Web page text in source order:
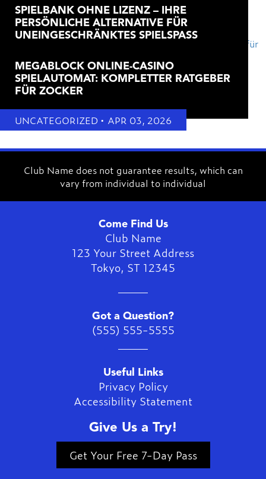
UNCATEGORIZED•MAR 26, 2026
SPIELBANK OHNE LIZENZ – IHRE
PERSÖNLICHE ALTERNATIVE FÜR
UNEINGESCHRÄNKTES SPIELSPASS
UNCATEGORIZED•MAY 21, 2026
MEGABLOCK ONLINE-CASINO
SPIELAUTOMAT: KOMPLETTER RATGEBER
FÜR ZOCKER
UNCATEGORIZED • APR 03, 2026
Club Name does not guarantee results, which can
vary from individual to individual
Come Find Us
Club Name
123 Your Street Address
Tokyo, ST 12345
Got a Question?
(555) 555-5555
Useful Links
Privacy Policy
Accessibility Statement
Give Us a Try!
Get Your Free 7-Day Pass